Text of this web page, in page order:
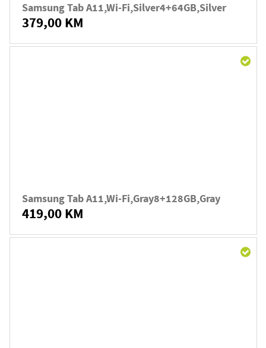
Samsung Tab A11,Wi-Fi,Silver4+64GB,Silver
379,00 KM
Samsung Tab A11,Wi-Fi,Gray8+128GB,Gray
419,00 KM